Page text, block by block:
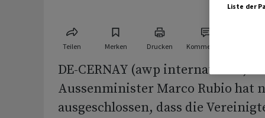
Teilen Merken Drucken Kommentare
DE-CERNAY (awp international) -
Aussenminister Marco Rubio hat
ausgeschlossen, dass die
Liste der